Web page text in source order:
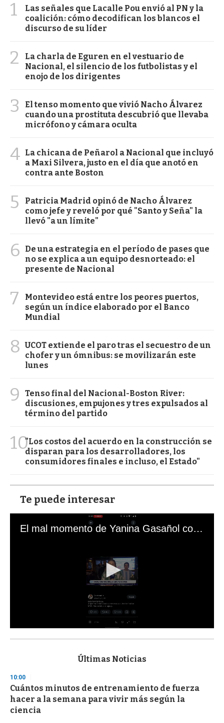
1
Las señales que Lacalle Pou envió al PN y la
coalición: cómo decodifican los blancos el
discurso de su líder
2
La charla de Eguren en el vestuario de
Nacional, el silencio de los futbolistas y el
enojo de los dirigentes
3
El tenso momento que vivió Nacho Álvarez
cuando una prostituta descubrió que llevaba
micrófono y cámara oculta
4 La chicana de Peñarol a Nacional que incluyó
a Maxi Silvera, justo en el día que anotó en
contra ante Boston
5
Patricia Madrid opinó de Nacho Álvarez
como jefe y reveló por qué "Santo y Seña" la
llevó "a un límite"
6
De una estrategia en el período de pases que
no se explica a un equipo desnorteado: el
presente de Nacional
7
Montevideo está entre los peores puertos,
según un índice elaborado por el Banco
Mundial
8 UCOT extiende el paro tras el secuestro de un
chofer y un ómnibus: se movilizarán este
lunes
9
Tenso final del Nacional-Boston River:
discusiones, empujones y tres expulsados al
término del partido
10"Los costos del acuerdo en la construcción se
disparan para los desarrolladores, los
consumidores finales e incluso, el Estado"
Te puede interesar
El mal momento de Yanina Gasañol con un hincha argentino en "Subrayado"
s
d
s
o
f
3
Últimas Noticias
10:00
Cuántos minutos de entrenamiento de fuerza
hacer a la semana para vivir más según la
ciencia